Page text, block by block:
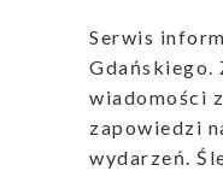
Serwis
Gdańskiego.
wiadomości
zapowiedzi
wydarzeń.